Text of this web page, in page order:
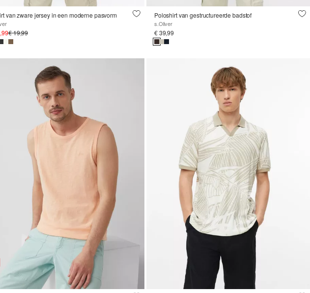
van zware jersey in een moderne pasvorm
€ 19,99
Poloshirt van gestructureerde badstof
s.Oliver
€ 39,99